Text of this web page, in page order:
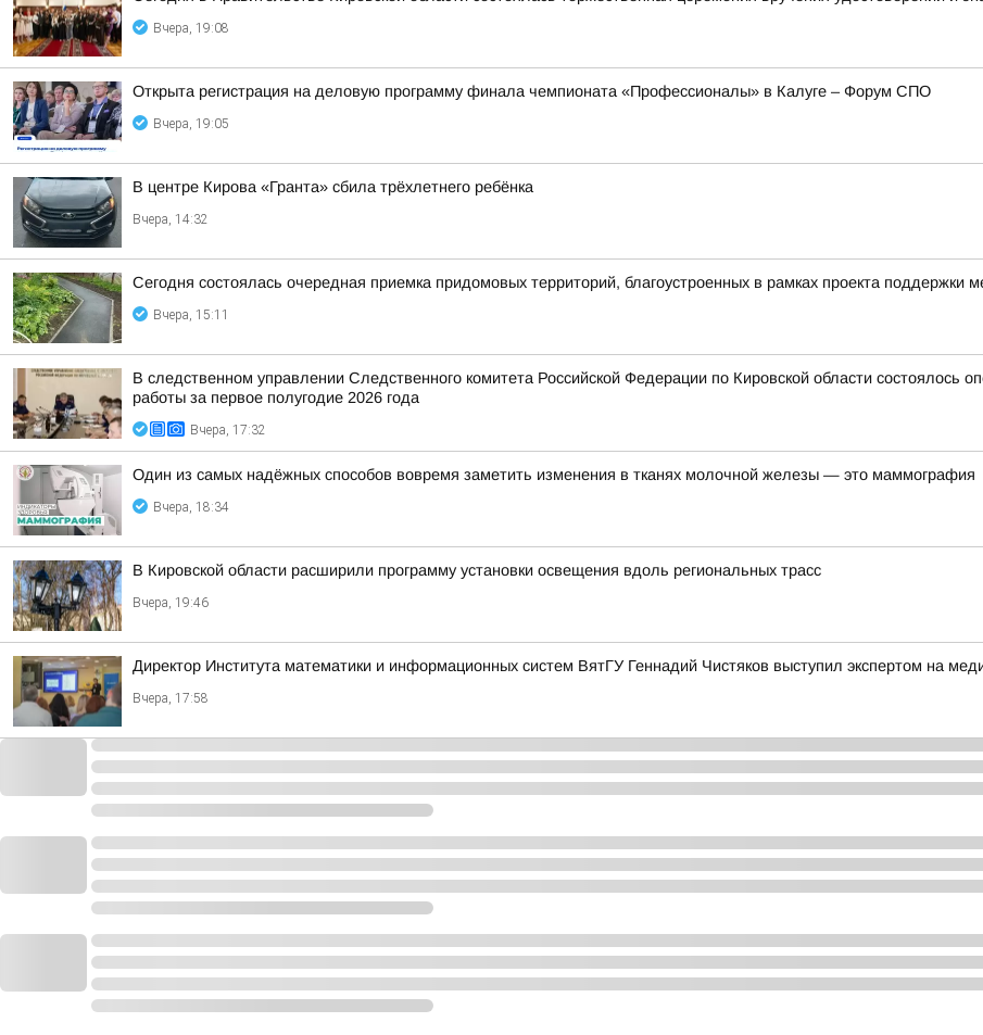
Вчера, 19:08
Открыта регистрация на деловую программу финала чемпионата «Профессионалы» в Калуге – Форум СПО
Вчера, 19:05
В центре Кирова «Гранта» сбила трёхлетнего ребёнка
Вчера, 14:32
Сегодня состоялась очередная приемка придомовых территорий, благоустроенных в рамках проекта поддержки
Вчера, 15:11
В следственном управлении Следственного комитета Российской Федерации по Кировской области состоялось
работы за первое полугодие 2026 года
Вчера, 17:32
Один из самых надёжных способов вовремя заметить изменения в тканях молочной железы — это маммография
Вчера, 18:34
В Кировской области расширили программу установки освещения вдоль региональных трасс
Вчера, 19:46
Директор Института математики и информационных систем ВятГУ Геннадий Чистяков выступил экспертом на
Вчера, 17:58